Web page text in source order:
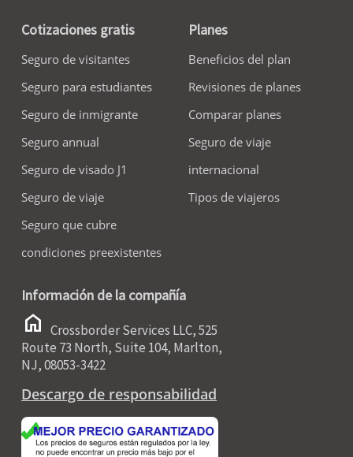
Cotizaciones gratis
Seguro de visitantes
Seguro para estudiantes
Seguro de inmigrante
Seguro annual
Seguro de visado J1
Seguro de viaje
Seguro que cubre
condiciones preexistentes
Planes
Beneficios del plan
Revisiones de planes
Comparar planes
Seguro de viaje
internacional
Tipos de viajeros
Información de la compañía
home Crossborder Services LLC, 525
Route 73 North, Suite 104, Marlton,
NJ, 08053-3422
Descargo de responsabilidad